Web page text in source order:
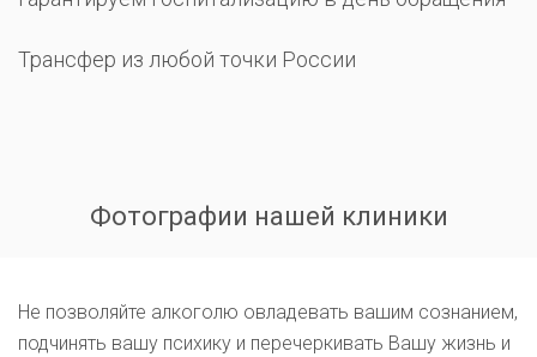
Трансфер из любой точки России
Фотографии нашей клиники
Не позволяйте алкоголю овладевать вашим сознанием,
подчинять вашу психику и перечеркивать Вашу жизнь и